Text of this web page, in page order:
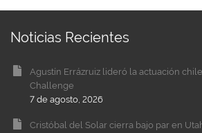
Noticias Recientes
Agustín Errázruiz lideró la actuación
Challenge
7 de agosto, 2026
Cristóbal del Solar cierra bajo par en